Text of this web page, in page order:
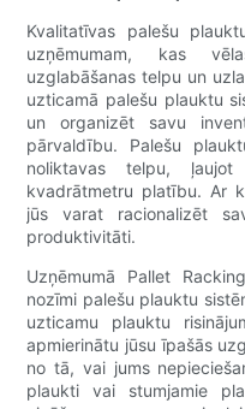
Kvalitatīvas palešu
uzņēmumam, kas
uzglabāšanas telpu un
uzticamā palešu plauktu
un organizēt savu
pārvaldību. Palešu
noliktavas telpu, ļaujot
kvadrātmetru platību. Ar
jūs varat racionalizēt
produktivitāti.
Uzņēmumā Pallet
nozīmi palešu plauktu
uzticamu plauktu
apmierinātu jūsu īpašās
no tā, vai jums
plaukti vai stumjamie